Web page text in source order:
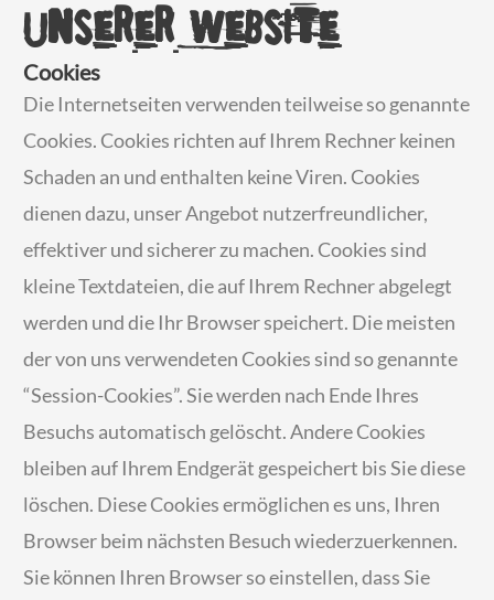
unserer Website
Cookies
Die Internetseiten verwenden teilweise so genannte
Cookies. Cookies richten auf Ihrem Rechner keinen
Schaden an und enthalten keine Viren. Cookies
dienen dazu, unser Angebot nutzerfreundlicher,
effektiver und sicherer zu machen. Cookies sind
kleine Textdateien, die auf Ihrem Rechner abgelegt
werden und die Ihr Browser speichert. Die meisten
der von uns verwendeten Cookies sind so genannte
“Session-Cookies”. Sie werden nach Ende Ihres
Besuchs automatisch gelöscht. Andere Cookies
bleiben auf Ihrem Endgerät gespeichert bis Sie diese
löschen. Diese Cookies ermöglichen es uns, Ihren
Browser beim nächsten Besuch wiederzuerkennen.
Sie können Ihren Browser so einstellen, dass Sie